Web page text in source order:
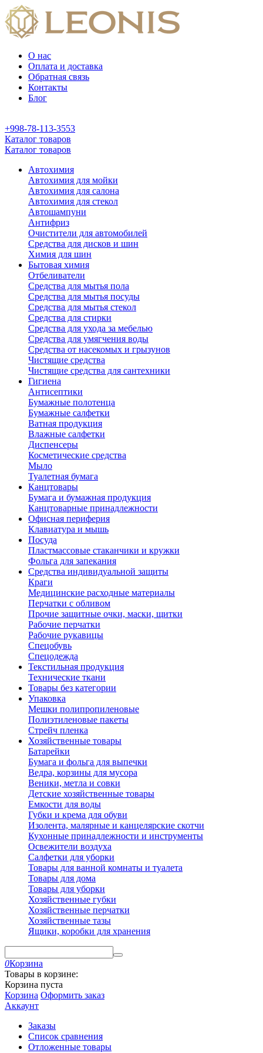
О нас
Оплата и доставка
Обратная связь
Контакты
Блог
+998-78-113-3553
Каталог товаров
Каталог товаров
Автохимия
Автохимия для мойки
Автохимия для салона
Автохимия для стекол
Автошампуни
Антифриз
Очистители для автомобилей
Средства для дисков и шин
Химия для шин
Бытовая химия
Отбеливатели
Средства для мытья пола
Средства для мытья посуды
Средства для мытья стекол
Средства для стирки
Средства для ухода за мебелью
Средства для умягчения воды
Средства от насекомых и грызунов
Чистящие средства
Чистящие средства для сантехники
Гигиена
Антисептики
Бумажные полотенца
Бумажные салфетки
Ватная продукция
Влажные салфетки
Диспенсеры
Косметические средства
Мыло
Туалетная бумага
Канцтовары
Бумага и бумажная продукция
Канцтоварные принадлежности
Офисная периферия
Клавиатура и мышь
Посуда
Пластмассовые стаканчики и кружки
Фольга для запекания
Средства индивидуальной защиты
Краги
Медицинские расходные материалы
Перчатки с обливом
Прочие защитные очки, маски, щитки
Рабочие перчатки
Рабочие рукавицы
Спецобувь
Спецодежда
Текстильная продукция
Технические ткани
Товары без категории
Упаковка
Мешки полипропиленовые
Полиэтиленовые пакеты
Стрейч пленка
Хозяйственные товары
Батарейки
Бумага и фольга для выпечки
Ведра, корзины для мусора
Веники, метла и совки
Детские хозяйственные товары
Емкости для воды
Губки и крема для обуви
Изолента, малярные и канцелярские скотчи
Кухонные принадлежности и инструменты
Освежители воздуха
Салфетки для уборки
Товары для ванной комнаты и туалета
Товары для дома
Товары для уборки
Хозяйственные губки
Хозяйственные перчатки
Хозяйственные тазы
Ящики, коробки для хранения
0Корзина
Товары в корзине:
Корзина пуста
Корзина Оформить заказ
Аккаунт
Заказы
Список сравнения
Отложенные товары